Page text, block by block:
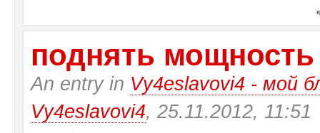
поднять
An entry in Vy4eslavovi4 - мой
Vy4eslavovi4, 25.11.2012, 11:51